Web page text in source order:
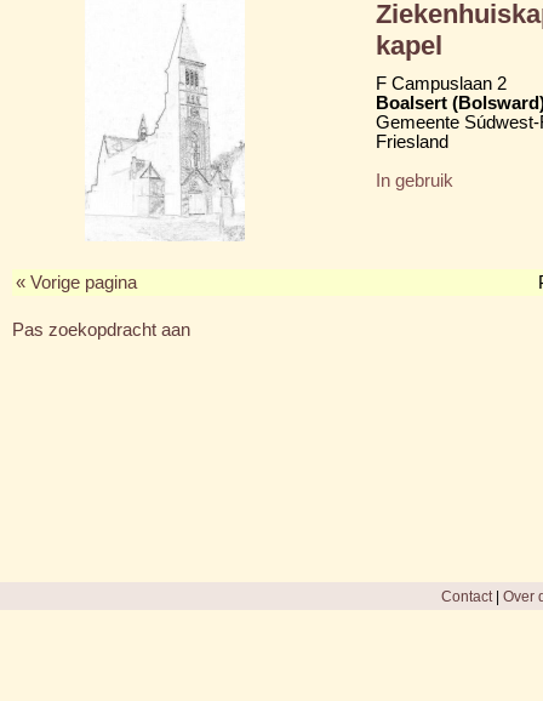
kapel
F Campuslaan 2
Boalsert
Gemeente
Friesland
In gebruik
« Vorige pagina
Pas zoekopdracht aan
Contact| Over